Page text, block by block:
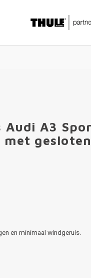
Audi A3
en minimaal windgeruis.